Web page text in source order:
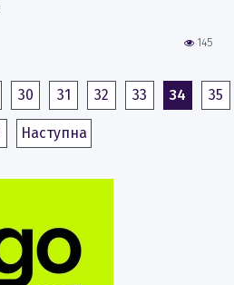
145
30 31 32 33 34 35
Наступна